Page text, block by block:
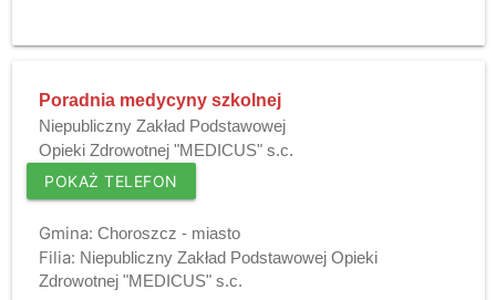
Poradnia medycyny szkolnej
Niepubliczny Zakład Podstawowej
Opieki Zdrowotnej "MEDICUS" s.c.
POKAŻ TELEFON
Gmina: Choroszcz - miasto
Filia: Niepubliczny Zakład Podstawowej Opieki
Zdrowotnej "MEDICUS" s.c.